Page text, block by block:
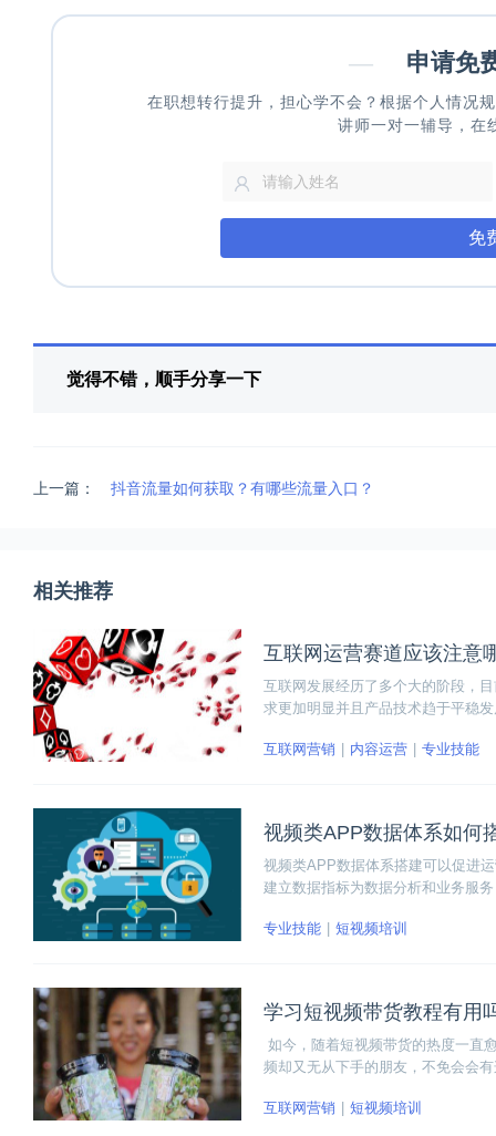
— 申请免
在职想转行提升，担心学不会？根据个人情况
讲师一对一辅导，在
免
觉得不错，顺手分享一下
上一篇： 抖音流量如何获取？有哪些流量入口？
相关推荐
互联网运营赛道应该注意
互联网发展经历了多个大的阶段，
求更加明显并且产品技术趋于平稳
上，大家应该注意哪些问题！
互联网营销 内容运营 专业技能
视频类APP数据体系如何
视频类APP数据体系搭建可以促进
建立数据指标为数据分析和业务服
专业技能
短视频培训
学习短视频带货教程有用
如今，随着短视频带货的热度一直
频却又无从下手的朋友，不免会会
容。
互联网营销 短视频培训